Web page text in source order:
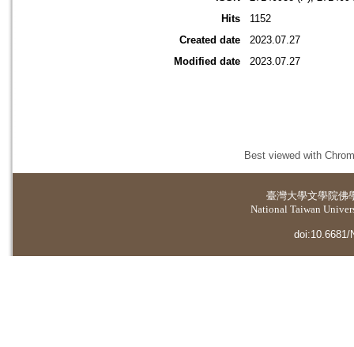
Hits
1152
Created date
2023.07.27
Modified date
2023.07.27
Best viewed with
臺灣大學文學院佛
National Taiwan
doi:10.6681/